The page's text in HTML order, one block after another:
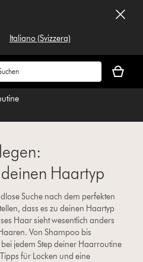
Italiano (Svizzera)
ist
Haartyp
Suche nach dem perfekten
dass es zu deinen Haartyp
Haar sieht wesentlich anders
Von Shampoo bis
jedem Step deiner Haarroutine
für Locken und eine